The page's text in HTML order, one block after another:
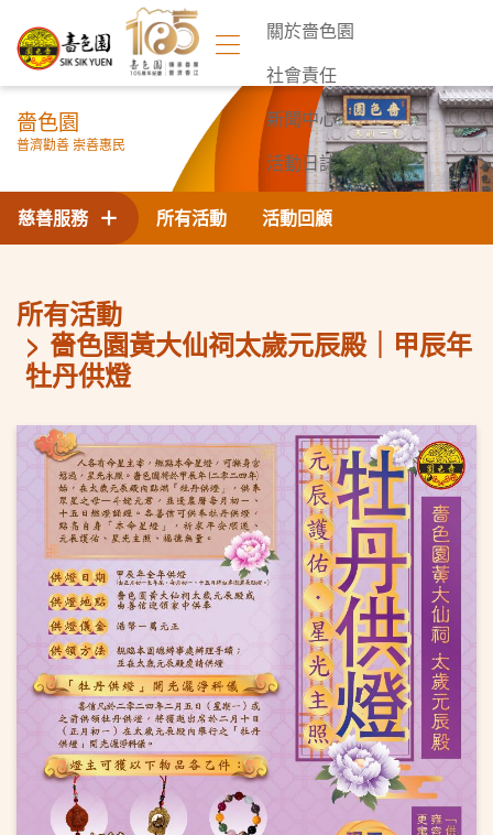
關於嗇色園
社會責任
新聞中心
活動日誌
聯絡我們
嗇色園
普濟勸善 崇善惠民
所有活動 活動回顧
慈善服務
所有活動
嗇色園黃大仙祠太歲元辰殿｜甲辰年
牡丹供燈